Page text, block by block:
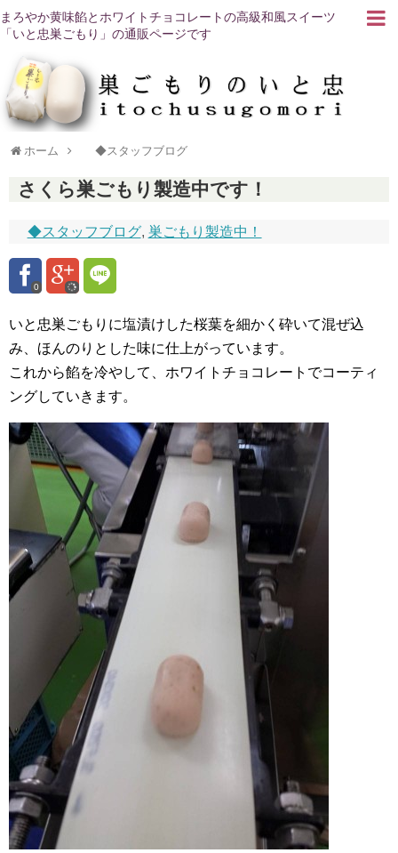
まろやか黄味餡とホワイトチョコレートの高級和風スイーツ
「いと忠巣ごもり」の通販ページです
ホーム ◆スタッフブログ
さくら巣ごもり製造中です！
◆スタッフブログ, 巣ごもり製造中！
0
いと忠巣ごもりに塩漬けした桜葉を細かく砕いて混ぜ込
み、ほんのりとした味に仕上がっています。
これから餡を冷やして、ホワイトチョコレートでコーティ
ングしていきます。